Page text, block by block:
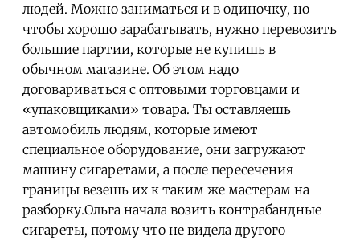
людей. Можно заниматься и в одиночку, но
чтобы хорошо зарабатывать, нужно перевозить
большие партии, которые не купишь в
обычном магазине. Об этом надо
договариваться с оптовыми торговцами и
«упаковщиками» товара. Ты оставляешь
автомобиль людям, которые имеют
специальное оборудование, они загружают
машину сигаретами, а после пересечения
границы везешь их к таким же мастерам на
разборку.Ольга начала возить контрабандные
сигареты, потому что не видела другого